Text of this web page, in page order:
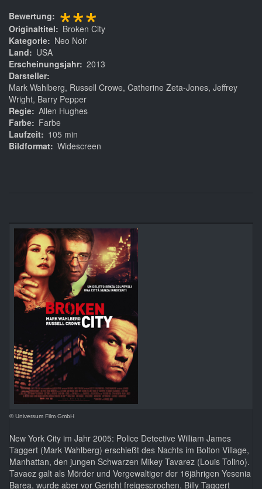
Bewertung ***
Originaltitel
Broken City
Kategorie
Neo Noir
Land
USA
Erscheinungsjahr 2013
Darsteller
Mark Wahlberg, Russell Crowe, Catherine Zeta-Jones, Jeffrey
Wright, Barry Pepper
Regie Allen Hughes
Farbe
Farbe
Laufzeit
105 min
Bildformat Widescreen
© Universum Film GmbH
New York City im Jahr 2005: Police Detective William James
Taggert (Mark Wahlberg) erschießt des Nachts im Bolton Village,
Manhattan, den jungen Schwarzen Mikey Tavarez (Louis Tolino).
Tavaez galt als Mörder und Vergewaltiger der 16jährigen Yesenia
Barea, wurde aber vor Gericht freigesprochen. Billy Taggert